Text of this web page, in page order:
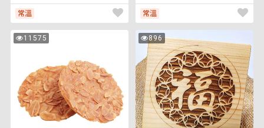
常溫 常溫
11575
次
杏
896
次
瀏
覽
杯